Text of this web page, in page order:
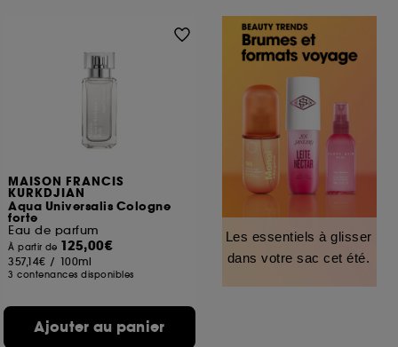
MAISON FRANCIS
KURKDJIAN
Aqua Universalis Cologne
forte
Eau de parfum
À partir de 125,00€
357,14€ / 100ml
3 contenances disponibles
Ajouter au panier
Les essentiels à glisser
dans votre sac cet été.